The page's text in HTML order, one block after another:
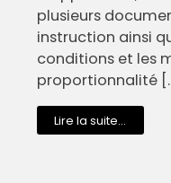
plusieurs
instruction ainsi
conditions et les
proportionnalité
Lire la suite...